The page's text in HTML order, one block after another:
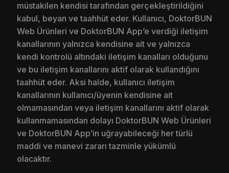
müstakilen kendisi tarafından gerçekleştirildiğini
kabul, beyan ve taahhüt eder. Kullanıcı, DoktorBUN
Web Ürünleri ve DoktorBUN App’e verdiği iletişim
kanallarının yalnızca kendisine ait ve yalnızca
kendi kontrolü altındaki iletişim kanalları olduğunu
ve bu iletişim kanallarını aktif olarak kullandığını
taahhüt eder. Aksi halde, kullanıcı iletişim
kanallarının kullanıcı/üyenin kendisine ait
olmamasından veya iletişim kanallarını aktif olarak
kullanmamasından dolayı DoktorBUN Web Ürünleri
ve DoktorBUN App’in uğrayabileceği her türlü
maddi ve manevi zararı tazminle yükümlü
olacaktır.